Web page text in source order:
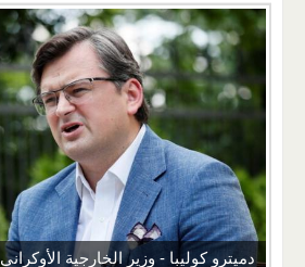
دميترو كوليبا - وزير الخارجية الأوكراني